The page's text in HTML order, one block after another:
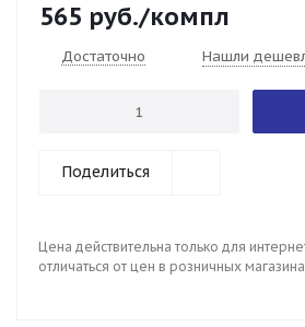
565 руб./компл
Достаточно Нашли
Поделиться
Цена действительна только для
отличаться от цен в розничных